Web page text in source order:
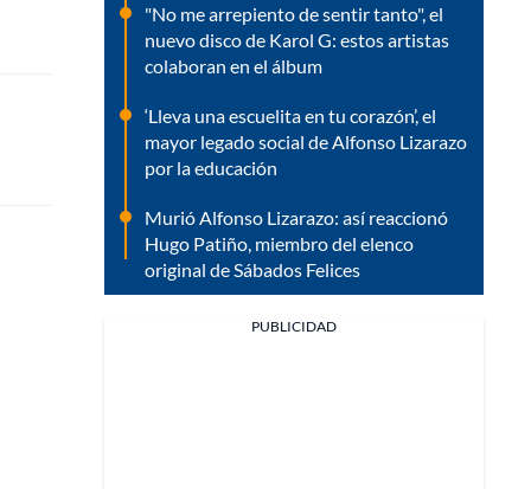
"No me arrepiento de sentir tanto", el
nuevo disco de Karol G: estos artistas
colaboran en el álbum
‘Lleva una escuelita en tu corazón’, el
mayor legado social de Alfonso Lizarazo
por la educación
Murió Alfonso Lizarazo: así reaccionó
Hugo Patiño, miembro del elenco
original de Sábados Felices
PUBLICIDAD